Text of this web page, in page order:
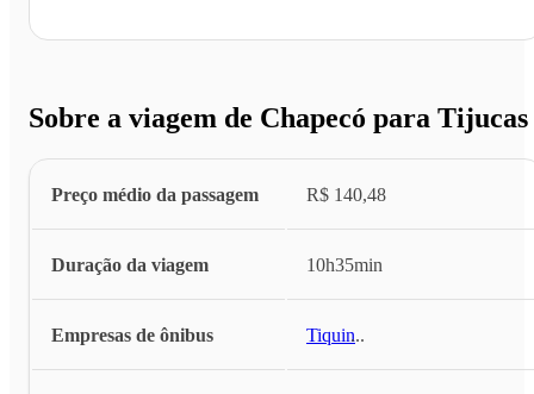
Sobre a viagem de Chapecó para Tijucas
Preço médio da passagem R$ 140,48
Duração da viagem 10h35min
Empresas de ônibus Tiquin...